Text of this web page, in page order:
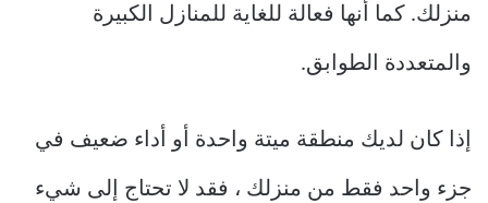
منزلك. كما أنها فعالة للغاية للمنازل الكبيرة
والمتعددة الطوابق.
إذا كان لديك منطقة ميتة واحدة أو أداء ضعيف في
جزء واحد فقط من منزلك ، فقد لا تحتاج إلى شيء